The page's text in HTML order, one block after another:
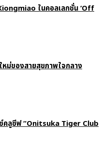
ในคอลเลกชั่น ‘Off
ม่ของสายสุขภาพใจกลาง
ลูซีฟ “Onitsuka Tiger Club